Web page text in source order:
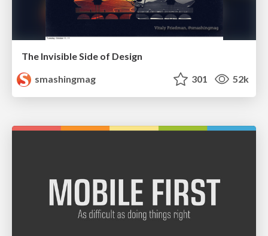
The Invisible Side of Design
smashingmag
301 52k